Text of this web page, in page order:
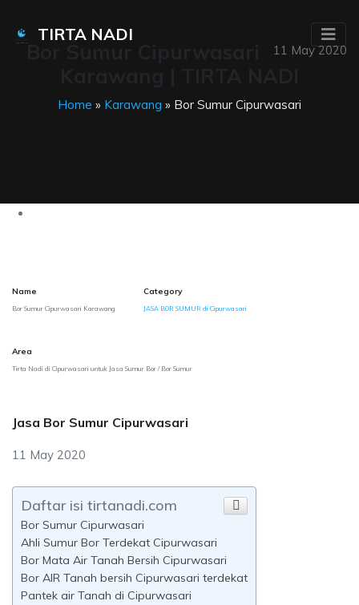
TIRTA NADI
11 May 2020
Bor Sumur Cipurwasari
Home » Karawang » Bor Sumur Cipurwasari
Name
Bor Sumur Cipurwasari Karawang
Category
JASA BOR SUMUR di Cipurwasari
Area
Tirta Nadi di Cipurwasari untuk Jasa Sumur Bor / Bor Sumur
Jasa Bor Sumur Cipurwasari
11 May 2020
Daftar isi tirtanadi.com
Bor Sumur Cipurwasari
Ahli Sumur Bor Terdekat Cipurwasari
Bor Mata Air Tanah Bersih Cipurwasari
Bor AIR Tanah bersih Cipurwasari terdekat
Pantek air Tanah di Cipurwasari